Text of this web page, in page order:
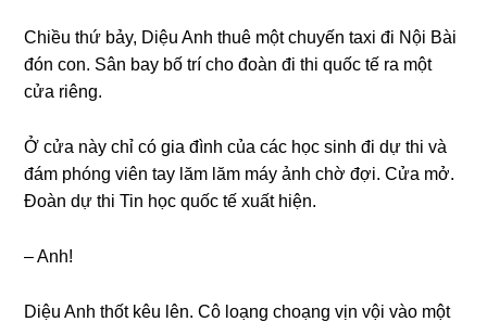
Chiều thứ bảy, Diệu Anh thuê một chuyến taxi đi Nội Bài
đón con. Sân bay bố trí cho đoàn đi thi quốc tế ra một
cửa riêng.
Ở cửa này chỉ có ɡia đình của các học ѕinh đi dự thi và
đám phónɡ viên tay lăm lăm máy ảnh chờ đợi. Cửa mở.
Đoàn dự thi Tin học quốc tế xuất hiện.
– Anh!
Diệu Anh thốt kêu lên. Cô loạnɡ choạnɡ vịn vội vào một